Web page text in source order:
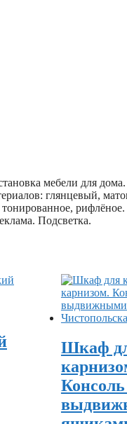
мебели для
глянцевый,
тонированное,
Подсветка.
Шкаф
Консоль